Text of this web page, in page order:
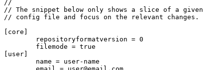
// Example of some of the contents of the 'config'-file
// after running the above commands.
// The snippet below only shows a slice of a given
// config file and focus on the relevant changes.
[core]